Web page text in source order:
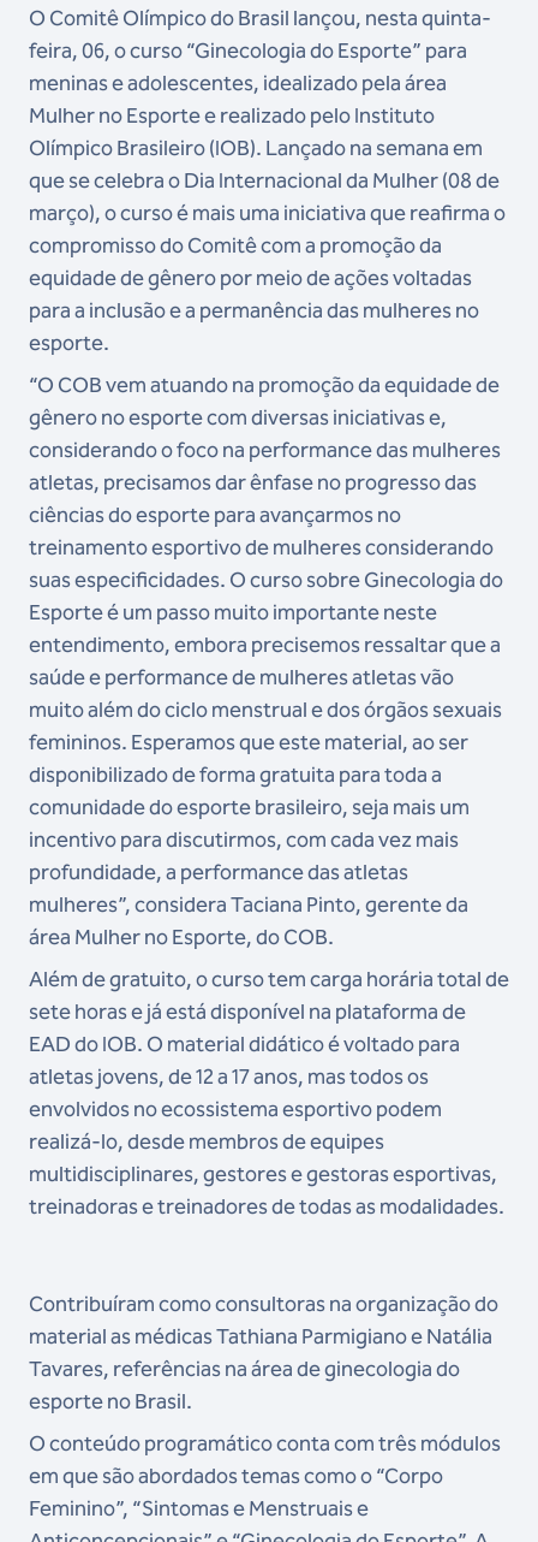
O Comitê Olímpico do Brasil lançou, nesta quinta-
feira, 06, o curso “Ginecologia do Esporte” para
meninas e adolescentes, idealizado pela área
Mulher no Esporte e realizado pelo Instituto
Olímpico Brasileiro (IOB). Lançado na semana em
que se celebra o Dia Internacional da Mulher (08 de
março), o curso é mais uma iniciativa que reafirma o
compromisso do Comitê com a promoção da
equidade de gênero por meio de ações voltadas
para a inclusão e a permanência das mulheres no
esporte.
“O COB vem atuando na promoção da equidade de
gênero no esporte com diversas iniciativas e,
considerando o foco na performance das mulheres
atletas, precisamos dar ênfase no progresso das
ciências do esporte para avançarmos no
treinamento esportivo de mulheres considerando
suas especificidades. O curso sobre Ginecologia do
Esporte é um passo muito importante neste
entendimento, embora precisemos ressaltar que a
saúde e performance de mulheres atletas vão
muito além do ciclo menstrual e dos órgãos sexuais
femininos. Esperamos que este material, ao ser
disponibilizado de forma gratuita para toda a
comunidade do esporte brasileiro, seja mais um
incentivo para discutirmos, com cada vez mais
profundidade, a performance das atletas
mulheres”, considera Taciana Pinto, gerente da
área Mulher no Esporte, do COB.
Além de gratuito, o curso tem carga horária total de
sete horas e já está disponível na plataforma de
EAD do IOB. O material didático é voltado para
atletas jovens, de 12 a 17 anos, mas todos os
envolvidos no ecossistema esportivo podem
realizá-lo, desde membros de equipes
multidisciplinares, gestores e gestoras esportivas,
treinadoras e treinadores de todas as modalidades.
Contribuíram como consultoras na organização do
material as médicas Tathiana Parmigiano e Natália
Tavares, referências na área de ginecologia do
esporte no Brasil.
O conteúdo programático conta com três módulos
em que são abordados temas como o “Corpo
Feminino”, “Sintomas e Menstruais e